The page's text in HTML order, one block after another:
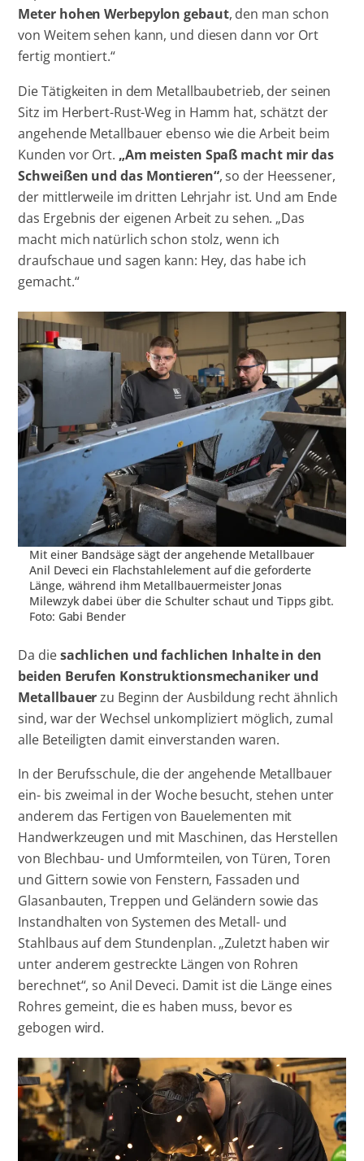
Meter hohen Werbepylon gebaut, den man schon
von Weitem sehen kann, und diesen dann vor Ort
fertig montiert.“
Die Tätigkeiten in dem Metallbaubetrieb, der seinen
Sitz im Herbert-Rust-Weg in Hamm hat, schätzt der
angehende Metallbauer ebenso wie die Arbeit beim
Kunden vor Ort. „Am meisten Spaß macht mir das
Schweißen und das Montieren“, so der Heessener,
der mittlerweile im dritten Lehrjahr ist. Und am Ende
das Ergebnis der eigenen Arbeit zu sehen. „Das
macht mich natürlich schon stolz, wenn ich
draufschaue und sagen kann: Hey, das habe ich
gemacht.“
Mit einer Bandsäge sägt der angehende Metallbauer
Anil Deveci ein Flachstahlelement auf die geforderte
Länge, während ihm Metallbauermeister Jonas
Milewzyk dabei über die Schulter schaut und Tipps gibt.
Foto: Gabi Bender
Da diesachlichen und fachlichen Inhalte in den
beiden Berufen Konstruktionsmechaniker und
Metallbauerzu Beginn der Ausbildung recht ähnlich
sind, war der Wechsel unkompliziert möglich, zumal
alle Beteiligten damit einverstanden waren.
In der Berufsschule, die der angehende Metallbauer
ein- bis zweimal in der Woche besucht, stehen unter
anderem das Fertigen von Bauelementen mit
Handwerkzeugen und mit Maschinen, das Herstellen
von Blechbau- und Umformteilen, von Türen, Toren
und Gittern sowie von Fenstern, Fassaden und
Glasanbauten, Treppen und Geländern sowie das
Instandhalten von Systemen des Metall- und
Stahlbaus auf dem Stundenplan. „Zuletzt haben wir
unter anderem gestreckte Längen von Rohren
berechnet“, so Anil Deveci. Damit ist die Länge eines
Rohres gemeint, die es haben muss, bevor es
gebogen wird.